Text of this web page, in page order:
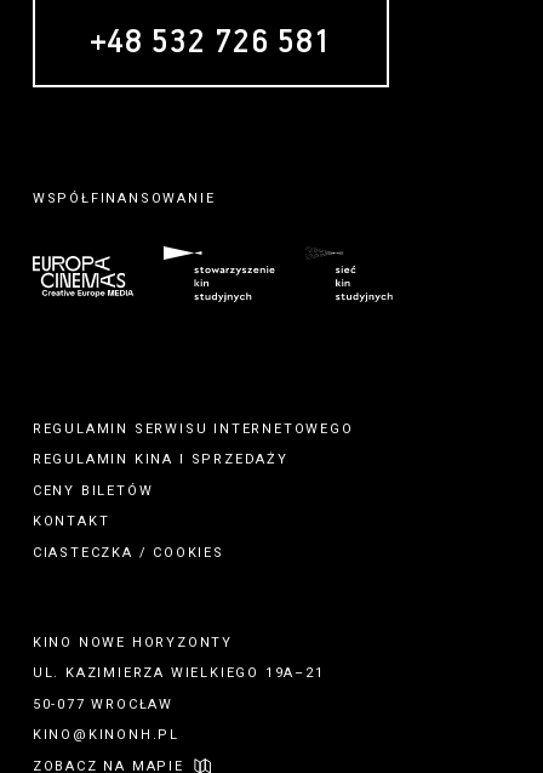
+48 532 726 581
WSPÓŁFINANSOWANIE
REGULAMIN SERWISU INTERNETOWEGO
REGULAMIN
KINA
SPRZEDAŻY
CENY BILETÓW
KONTAKT
CIASTECZKA / COOKIES
KINO NOWE HORYZONTY
UL. KAZIMIERZA WIELKIEGO 19A–21
50-077 WROCŁAW
KINO@KINONH.PL
ZOBACZ NA MAPIE